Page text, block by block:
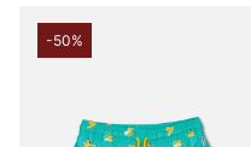
-50%